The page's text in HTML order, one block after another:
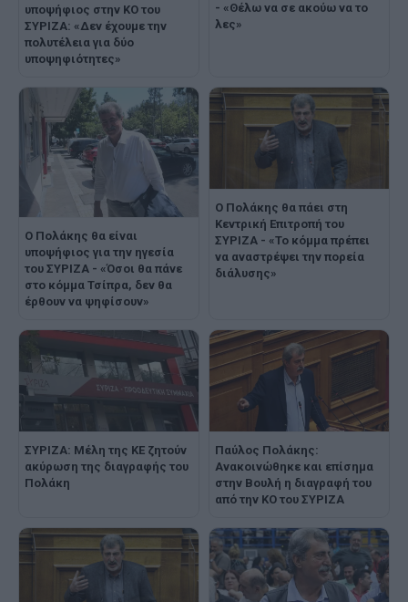
υποψήφιος στην ΚΟ του
ΣΥΡΙΖΑ: «Δεν έχουμε την
πολυτέλεια για δύο
υποψηφιότητες»
- «Θέλω να σε ακούω να το
λες»
Ο Πολάκης θα είναι
υποψήφιος για την ηγεσία
του ΣΥΡΙΖΑ - «Όσοι θα πάνε
στο κόμμα Τσίπρα, δεν θα
έρθουν να ψηφίσουν»
Ο Πολάκης θα πάει στη
Κεντρική Επιτροπή του
ΣΥΡΙΖΑ - «Το κόμμα πρέπει
να αναστρέψει την πορεία
διάλυσης»
ΣΥΡΙΖΑ: Μέλη της ΚΕ ζητούν
ακύρωση της διαγραφής του
Πολάκη
Παύλος Πολάκης:
Ανακοινώθηκε και επίσημα
στην Βουλή η διαγραφή του
από την ΚΟ του ΣΥΡΙΖΑ